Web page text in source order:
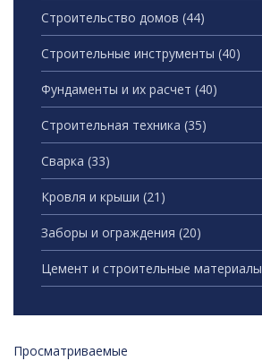
Строительство домов (44)
Строительные инструменты (40)
Фундаменты и их расчет (40)
Строительная техника (35)
Сварка (33)
Кровля и крыши (21)
Заборы и ограждения (20)
Цемент и строительные материалы
Просматриваемые